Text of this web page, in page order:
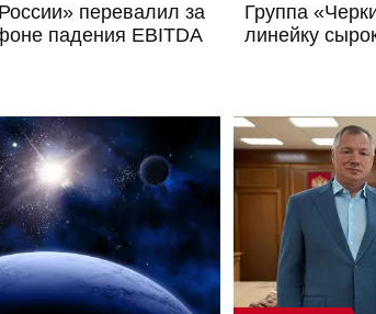
перевалил за
падения EBITDA
Группа
линейку